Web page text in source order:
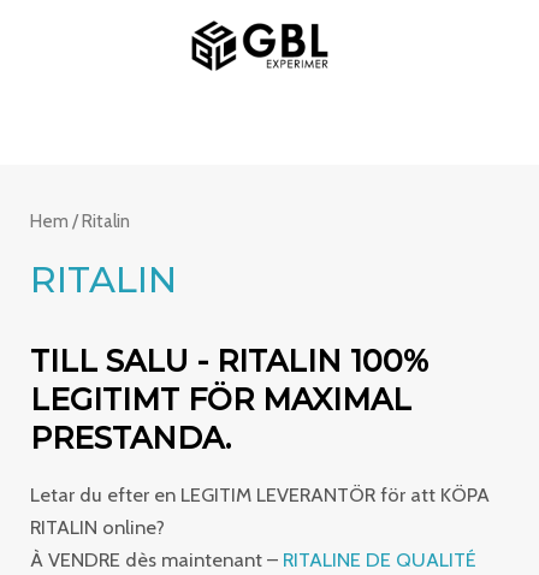
HUVUDMENY
Hem / Ritalin
RITALIN
TILL SALU - RITALIN 100%
LEGITIMT FÖR MAXIMAL
PRESTANDA.
Letar du efter en LEGITIM LEVERANTÖR för att KÖPA
RITALIN online?
À VENDRE dès maintenant – RITALINE DE QUALITÉ